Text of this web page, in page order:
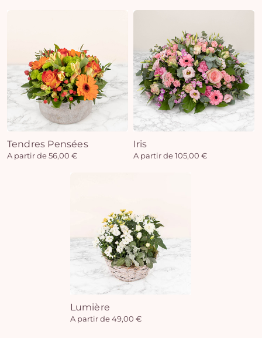
Tendres Pensées
A partir de 56,00 €
Iris
A partir de 105,00 €
Lumière
A partir de 49,00 €